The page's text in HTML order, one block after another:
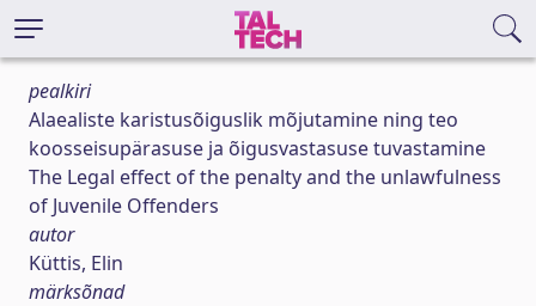
pealkiri
Alaealiste karistusõiguslik mõjutamine ning teo
koosseisupärasuse ja õigusvastasuse tuvastamine
The Legal effect of the penalty and the unlawfulness
of Juvenile Offenders
autor
Küttis, Elin
märksõnad